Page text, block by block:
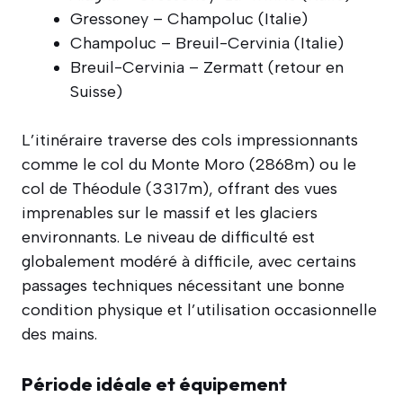
Gressoney – Champoluc (Italie)
Champoluc – Breuil-Cervinia (Italie)
Breuil-Cervinia – Zermatt (retour en
Suisse)
L’itinéraire traverse des cols impressionnants
comme le col du Monte Moro (2868m) ou le
col de Théodule (3317m), offrant des vues
imprenables sur le massif et les glaciers
environnants. Le niveau de difficulté est
globalement modéré à difficile, avec certains
passages techniques nécessitant une bonne
condition physique et l’utilisation occasionnelle
des mains.
Période idéale et équipement